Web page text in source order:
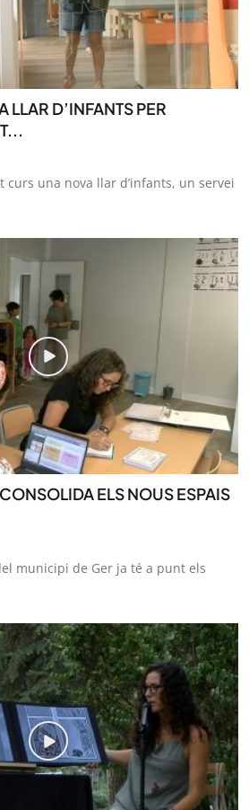
LLAR D’INFANTS PER
una nova llar d’infants, un servei
ELS NOUS ESPAIS
municipi de Ger ja té a punt els